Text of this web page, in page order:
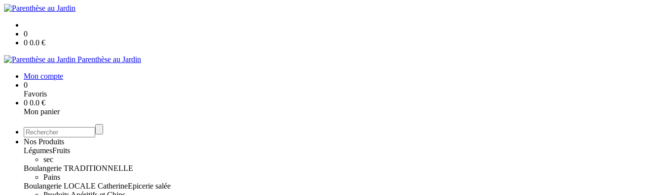
0
0 0.0 €
Parenthèse au Jardin
Mon compte
0
Favoris
0 0.0 €
Mon panier
Nos Produits
LégumesFruits
sec
Boulangerie TRADITIONNELLE
Pains
Boulangerie LOCALE CatherineEpicerie salée